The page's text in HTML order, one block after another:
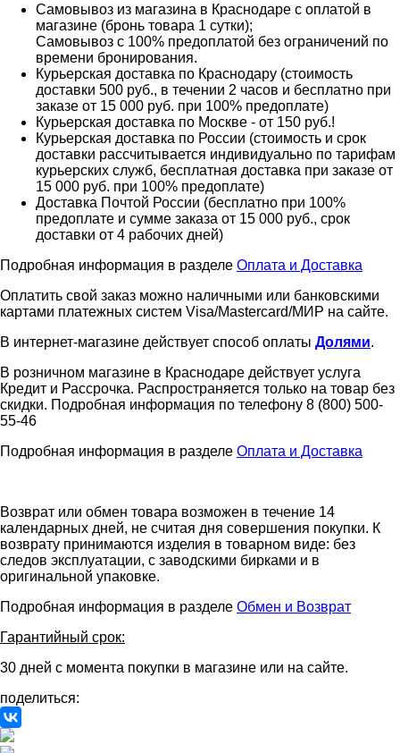
Самовывоз из магазина в Краснодаре с оплатой в
магазине (бронь товара 1 сутки);
Самовывоз с 100% предоплатой без ограничений по
времени бронирования.
Курьерская доставка по Краснодару (стоимость
доставки 500 руб., в течении 2 часов и бесплатно при
заказе от 15 000 руб. при 100% предоплате)
Курьерская доставка по Москве - от 150 руб.!
Курьерская доставка по России (стоимость и срок
доставки рассчитывается индивидуально по тарифам
курьерских служб, бесплатная доставка при заказе от
15 000 руб. при 100% предоплате)
Доставка Почтой России (бесплатно при 100%
предоплате и сумме заказа от 15 000 руб., срок
доставки от 4 рабочих дней)
Подробная информация в разделе Оплата и Доставка
Оплатить свой заказ можно наличными или банковскими
картами платежных систем Visa/Mastercard/МИР на сайте.
В интернет-магазине действует способ оплаты Долями.
В розничном магазине в Краснодаре действует услуга
Кредит и Рассрочка. Распространяется только на товар без
скидки. Подробная информация по телефону 8 (800) 500-
55-46
Подробная информация в разделе Оплата и Доставка
Возврат или обмен товара возможен в течение 14
календарных дней, не считая дня совершения покупки. К
возврату принимаются изделия в товарном виде: без
следов эксплуатации, с заводскими бирками и в
оригинальной упаковке.
Подробная информация в разделе Обмен и Возврат
Гарантийный срок:
30 дней с момента покупки в магазине или на сайте.
поделиться: